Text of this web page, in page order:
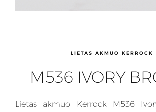
LIETAS AKMUO KERROCK
M536 IVORY
Lietas akmuo Kerrock M536